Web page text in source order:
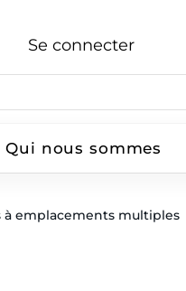
Se connecter
Qui nous sommes
à emplacements multiples